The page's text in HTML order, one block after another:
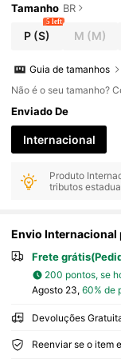
Tamanho BR
P (S)
5 left
M (M)
Guia de tamanhos
Não é o seu tamanho?
Enviado De
Internacional
Produto
tributos
Envio Internacional
Frete
200 pontos, se
Agosto 23, 60% de
Devoluções